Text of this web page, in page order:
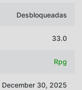
Desbloqueadas
33.0
Rpg
December 30, 2025